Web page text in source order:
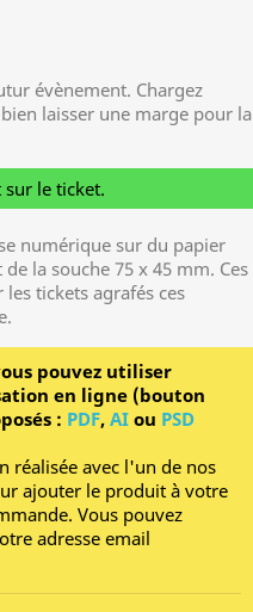
évènement. Chargez
laisser une marge pour la
le ticket.
numérique sur du papier
la souche 75 x 45 mm. Ces
tickets agrafés ces
pouvez utiliser
en ligne (bouton
: PDF, AI ou PSD
réalisée avec l'un de nos
ajouter le produit à votre
Vous pouvez
adresse email